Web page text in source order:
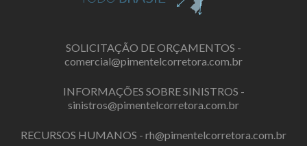
SOLICITAÇÃO DE ORÇAMENTOS -
comercial@pimentelcorretora.com.br
INFORMAÇÕES SOBRE SINISTROS -
sinistros@pimentelcorretora.com.br
RECURSOS HUMANOS - rh@pimentelcorretora.com.br